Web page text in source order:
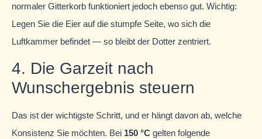
normaler Gitterkorb funktioniert jedoch ebenso gut. Wichtig:
Legen Sie die Eier auf die stumpfe Seite, wo sich die
Luftkammer befindet — so bleibt der Dotter zentriert.
4. Die Garzeit nach
Wunschergebnis steuern
Das ist der wichtigste Schritt, und er hängt davon ab, welche
Konsistenz Sie möchten. Bei 150 °C gelten folgende